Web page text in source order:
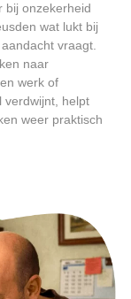
bij onzekerheid
wat lukt bij
vraagt.
naar
werk of
verdwijnt, helpt
weer praktisch